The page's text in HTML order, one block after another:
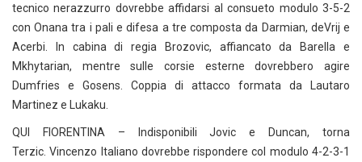
tecnico nerazzurro dovrebbe affidarsi al consueto modulo 3-5-2
con Onana tra i pali e difesa a tre composta da Darmian, deVrij e
Acerbi. In cabina di regia Brozovic, affiancato da Barella e
Mkhytarian, mentre sulle corsie esterne dovrebbero agire
Dumfries e Gosens. Coppia di attacco formata da Lautaro
Martinez e Lukaku.
QUI FIORENTINA – Indisponibili Jovic e Duncan, torna
Terzic. Vincenzo Italiano dovrebbe rispondere col modulo 4-2-3-1